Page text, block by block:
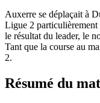
Auxerre se déplaçait à
Ligue 2
le résultat du leader, le
Tant que la course au
2.
Résumé du